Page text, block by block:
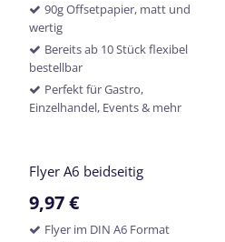
90g Offsetpapier, matt und
wertig
Bereits ab 10 Stück flexibel
bestellbar
Perfekt für Gastro,
Einzelhandel, Events & mehr
Flyer A6 beidseitig
9,97€
Flyer im DIN A6 Format